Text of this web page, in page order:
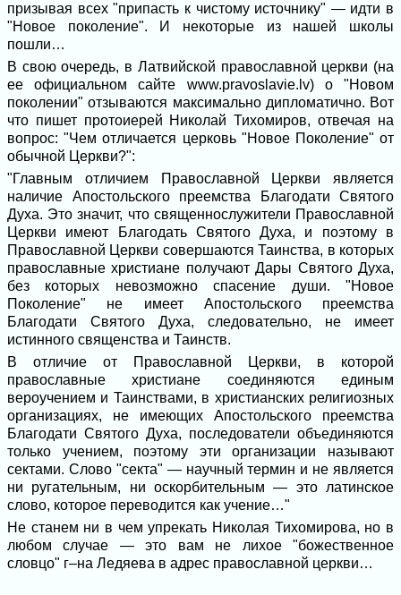
призывая всех "припасть к чистому источнику" — идти в
"Новое поколение". И некоторые из нашей школы
пошли…
В свою очередь, в Латвийской православной церкви (на
ее официальном сайте www.pravoslavie.lv) о "Новом
поколении" отзываются максимально дипломатично. Вот
что пишет протоиерей Николай Тихомиров, отвечая на
вопрос: "Чем отличается церковь "Новое Поколение" от
обычной Церкви?":
"Главным отличием Православной Церкви является
наличие Апостольского преемства Благодати Святого
Духа. Это значит, что священнослужители Православной
Церкви имеют Благодать Святого Духа, и поэтому в
Православной Церкви совершаются Таинства, в которых
православные христиане получают Дары Святого Духа,
без которых невозможно спасение души. "Новое
Поколение" не имеет Апостольского преемства
Благодати Святого Духа, следовательно, не имеет
истинного священства и Таинств.
В отличие от Православной Церкви, в которой
православные христиане соединяются единым
вероучением и Таинствами, в христианских религиозных
организациях, не имеющих Апостольского преемства
Благодати Святого Духа, последователи объединяются
только учением, поэтому эти организации называют
сектами. Слово "секта" — научный термин и не является
ни ругательным, ни оскорбительным — это латинское
слово, которое переводится как учение…"
Не станем ни в чем упрекать Николая Тихомирова, но в
любом случае — это вам не лихое "божественное
словцо" г–на Ледяева в адрес православной церкви…